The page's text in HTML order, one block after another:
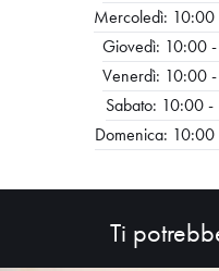
Mercoledì:
Giovedì: 10:00
Venerdì: 10:00
Sabato: 10:00
Domenica:
Ti